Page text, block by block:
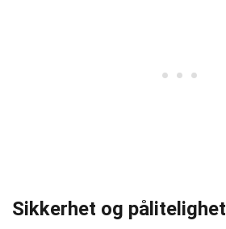
Sikkerhet og pålitelighet